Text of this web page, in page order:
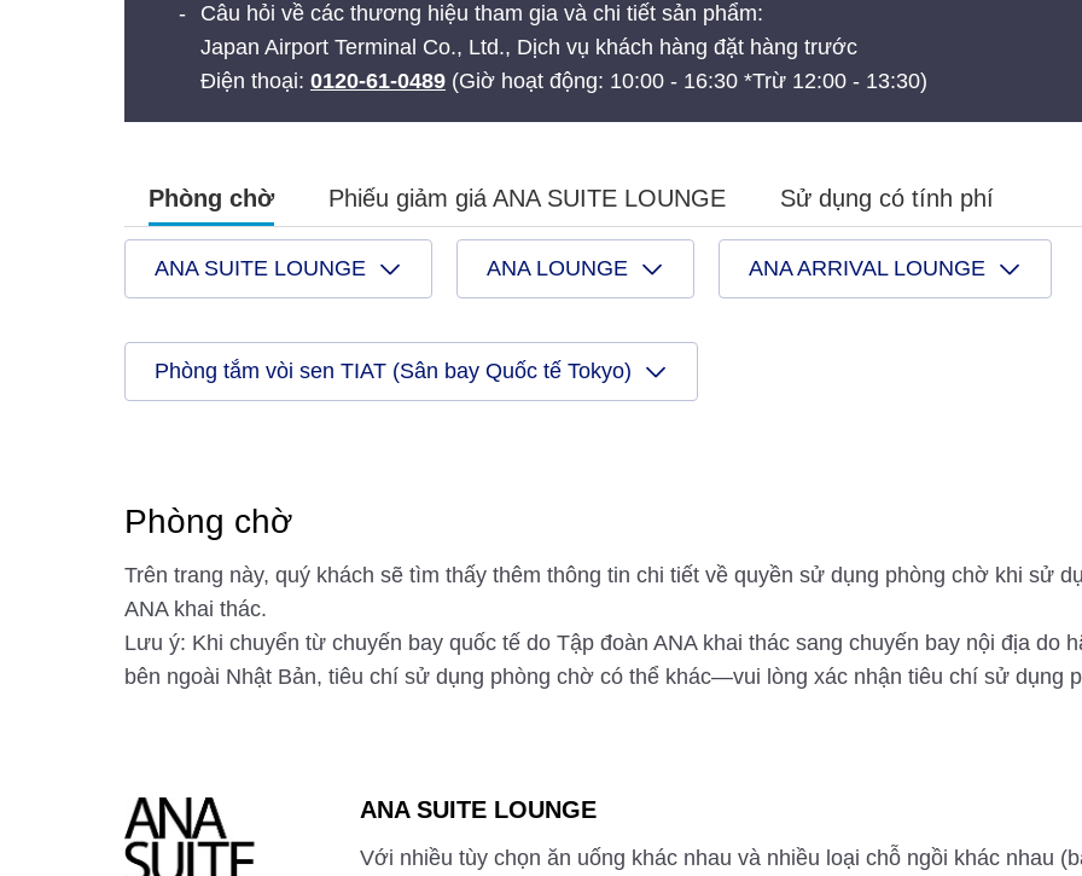
Câu hỏi về các thương hiệu tham gia và chi tiết sản phẩm:
Japan Airport Terminal Co., Ltd., Dịch vụ khách hàng đặt hàng trước
Điện thoại: 0120-61-0489 (Giờ hoạt động: 10:00 - 16:30 *Trừ 12:00 - 13:30)
Phòng chờ Phiếu giảm giá ANA SUITE LOUNGE Sử dụng có tính phí
ANA SUITE LOUNGE ANA LOUNGE ANA ARRIVAL LOUNGE
Phòng tắm vòi sen TIAT (Sân bay Quốc tế Tokyo)
Phòng chờ
Trên trang này, quý khách sẽ tìm thấy thêm thông tin chi tiết về quyền sử dụng phòng chờ khi sử
ANA khai thác.
Lưu ý: Khi chuyển từ chuyến bay quốc tế do Tập đoàn ANA khai thác sang chuyến bay nội địa do
bên ngoài Nhật Bản, tiêu chí sử dụng phòng chờ có thể khác—vui lòng xác nhận tiêu chí sử dụng
ANA SUITE LOUNGE
Với nhiều tùy chọn ăn uống khác nhau và nhiều loại chỗ ngồi khác nhau